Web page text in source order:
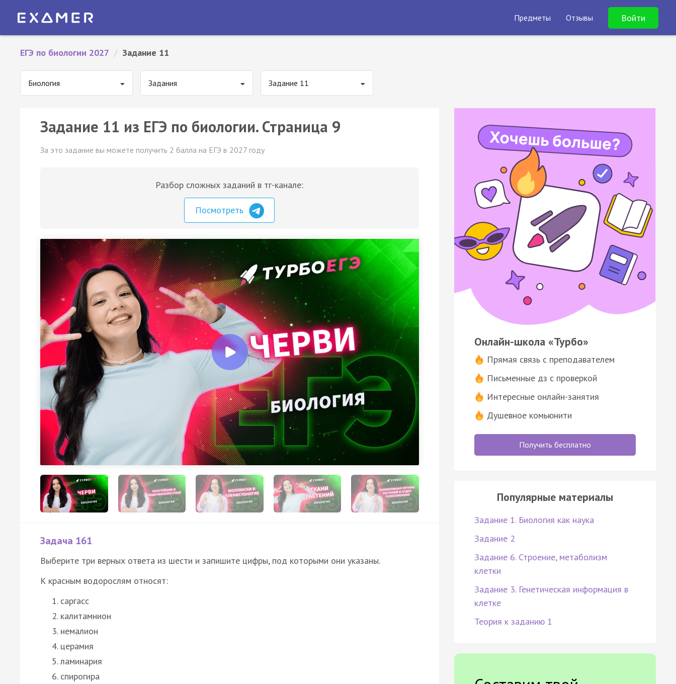
Предметы Отзывы Войти
ЕГЭ по биологии 2027 / Задание 11
Биология Задания Задание 11
Задание 11 из ЕГЭ по биологии. Страница 9
За это задание вы можете получить 2 балла на ЕГЭ в 2027 году
Разбор сложных заданий в тг-канале:
Посмотреть
Задача 161
Выберите три верных ответа из шести и запишите цифры, под которыми они указаны.
К красным водорослям относят:
саргасс
калитамнион
немалион
церамия
ламинария
спирогира
Онлайн-школа «Турбо»
Прямая связь с преподавателем
Письменные дз с проверкой
Интересные онлайн-занятия
Душевное комьюнити
Получить бесплатно
Популярные материалы
Задание 1. Биология как наука
Задание 2
Задание 6. Строение, метаболизм
клетки
Задание 3. Генетическая информация в
клетке
Теория к заданию 1